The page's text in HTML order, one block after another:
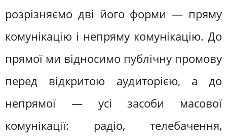
розрізняємо дві його форми — пряму
комунікацію і непряму комунікацію. До
прямої ми відносимо публічну промову
перед відкритою аудиторією, а до
непрямої — усі засоби масової
комунікації: радіо, телебачення,